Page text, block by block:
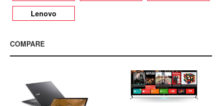
Lenovo
COMPARE